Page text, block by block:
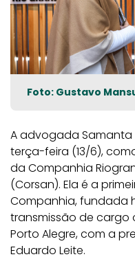
Foto: Gustavo
A advogada Samanta
terça-feira (13/6),
da Companhia
(Corsan). Ela é a
Companhia, fundada
transmissão de cargo
Porto Alegre, com a
Eduardo Leite.